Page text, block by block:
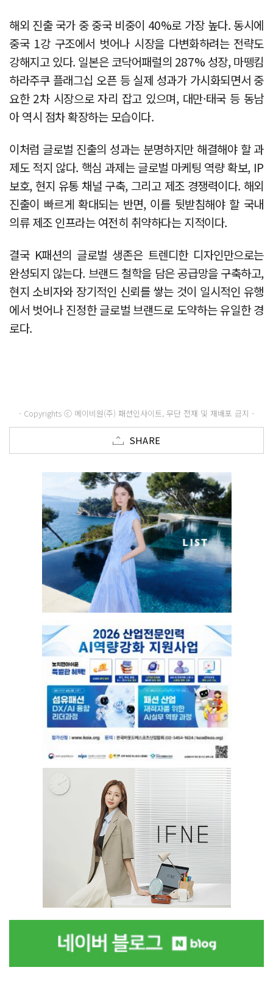
해외 진출 국가 중 중국 비중이 40%로 가장 높다. 동시에
중국 1강 구조에서 벗어나 시장을 다변화하려는 전략도
강해지고 있다. 일본은 코닥어패럴의 287% 성장, 마뗑킴
하라주쿠 플래그십 오픈 등 실제 성과가 가시화되면서 중
요한 2차 시장으로 자리 잡고 있으며, 대만·태국 등 동남
아 역시 점차 확장하는 모습이다.
이처럼 글로벌 진출의 성과는 분명하지만 해결해야 할 과
제도 적지 않다. 핵심 과제는 글로벌 마케팅 역량 확보, IP
보호, 현지 유통 채널 구축, 그리고 제조 경쟁력이다. 해외
진출이 빠르게 확대되는 반면, 이를 뒷받침해야 할 국내
의류 제조 인프라는 여전히 취약하다는 지적이다.
결국 K패션의 글로벌 생존은 트렌디한 디자인만으로는
완성되지 않는다. 브랜드 철학을 담은 공급망을 구축하고,
현지 소비자와 장기적인 신뢰를 쌓는 것이 일시적인 유행
에서 벗어나 진정한 글로벌 브랜드로 도약하는 유일한 경
로다.
- Copyrights ⓒ 메이비원(주) 패션인사이트, 무단 전재 및 재배포 금지 -
SHARE